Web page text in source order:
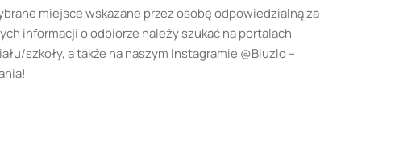
miejsce wskazane przez osobę odpowiedzialną za
informacji o odbiorze należy szukać na portalach
szkoły, a także na naszym Instagramie @Bluzlo –